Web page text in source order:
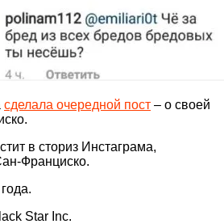
сделала очередной пост – о своей
в сториз Инстаграма,
Франциско.
Star Inc.